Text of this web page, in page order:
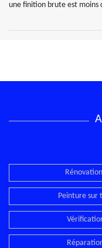
une finition brute est moins
Peinture sur